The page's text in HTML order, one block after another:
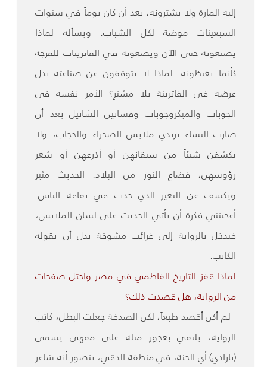
إليه المارة ولا يشترونه، بعد أن كان يوماً في سنوات
السبعينات موضة لكل الشباب. ويسأله لماذا
يصنعونه حتى الآن ويضعونه في الفاترينات للفرجة
كأنما يغيظونه. لماذا لا يتوقفون عن صناعته بدل
عرضه في الفاترينة بلا مشترٍ؟ الأمر نفسه في
الجوبات والميكروجوبات وفساتين الشانيل بعد أن
صارت النساء ترتدي ملابس الصحراء والحجاب، ولا
يكشفن شيئاً من سيقانهن أو أذرعهن أو شعر
رؤوسهن، فضاع النور من البلاد. الحديث مثير
ويكشف عن التغير الذي حدث في ثقافة الناس.
أعجبتني فكرة أن يأتي الحديث على لسان الملابس،
فيدخل بالرواية إلى غرائب مشوقة بدل أن يقوله
الكاتب.
لماذا قفز التاريخ الفاطمي في مصر واحتل صفحات
من الرواية، هل قصدت ذلك؟
- لم أكن أقصد طبعاً، لكن الصدفة جعلت البطل، كاتب
الرواية، يلتقي بعجوز مثله على مقهى يسمى
(بارادي) أي الجنة، في منطقة الدقي، يتصور أنه شاعر